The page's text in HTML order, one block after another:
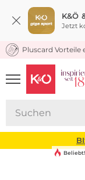
K&Ö
Jetzt
Pluscard Vorteile
UNSERE APP
CLICK
Beliebt!